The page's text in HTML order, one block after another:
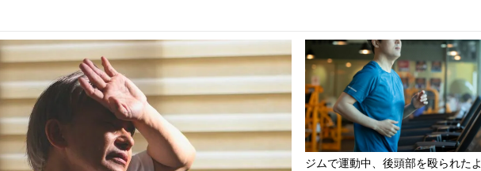
ジムで運動中、後頭部を殴られた